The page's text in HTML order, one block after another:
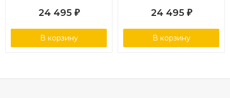
24 495 ₽
В корзину
24 495 ₽
В корзину